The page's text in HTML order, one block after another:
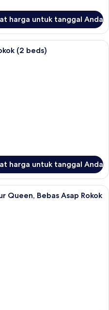
harga untuk tanggal Anda
Brankas, meja kerja, tirai kedap
(2 beds)
harga untuk tanggal Anda
Brankas, meja kerja, tirai kedap
Queen, Bebas Asap Rokok